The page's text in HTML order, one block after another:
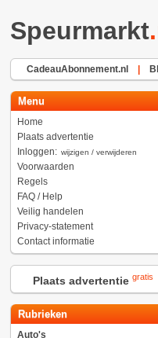
Speurmarkt
CadeauAbonnement.nl
Menu
Home
Plaats advertentie
Inloggen: wijzigen / verwijderen
Voorwaarden
Regels
FAQ / Help
Veilig handelen
Privacy-statement
Contact informatie
Plaats advertentie gratis
Rubrieken
Auto's